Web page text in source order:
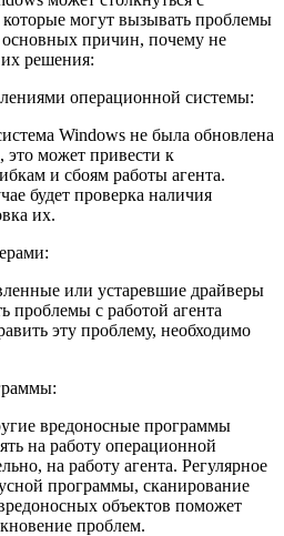
могут вызывать проблемы
основных причин, почему не
их решения:
операционной системы:
Windows не была обновлена
это может привести к
и сбоям работы агента.
будет проверка наличия
их.
или устаревшие драйверы
проблемы с работой агента
эту проблему, необходимо
вредоносные программы
на работу операционной
на работу агента. Регулярное
программы, сканирование
объектов поможет
проблем.